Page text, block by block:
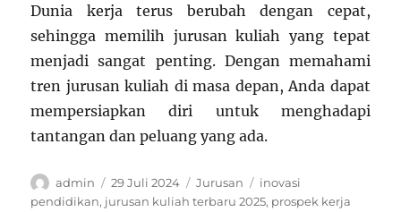
Dunia kerja terus berubah dengan cepat,
sehingga memilih jurusan kuliah yang tepat
menjadi sangat penting. Dengan memahami
tren jurusan kuliah di masa depan, Anda dapat
mempersiapkan diri untuk menghadapi
tantangan dan peluang yang ada.
Author
admin
Posted
on
29 Juli 2024 Categories
Jurusan Tags
inovasi
pendidikan, jurusan kuliah terbaru 2025, prospek kerja